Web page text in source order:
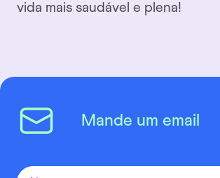
vida mais saudável e plena!
Mande um email